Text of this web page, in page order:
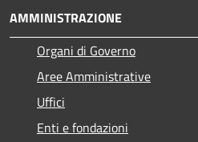
AMMINISTRAZIONE
Organi di Governo
Aree Amministrative
Uffici
Enti e fondazioni